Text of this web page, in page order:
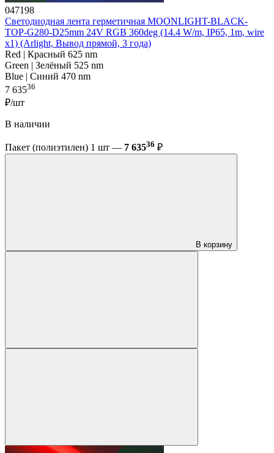
047198
Светодиодная лента герметичная MOONLIGHT-BLACK-
TOP-G280-D25mm 24V RGB 360deg (14.4 W/m, IP65, 1m, wire
x1) (Arlight, Вывод прямой, 3 года)
Red | Красный 625 nm
Green | Зелёный 525 nm
Blue | Синий 470 nm
7 63536
₽/шт
В наличии
Пакет (полиэтилен) 1 шт — 7 63536 ₽
В корзину